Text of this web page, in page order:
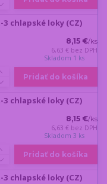
chlapské loky (CZ)
8,15 €/ks
6,63 € bez DPH
Skladom 1 ks
Pridať do košíka
chlapské loky (CZ)
8,15 €/ks
6,63 € bez DPH
Skladom 3 ks
Pridať do košíka
chlapské loky (CZ)